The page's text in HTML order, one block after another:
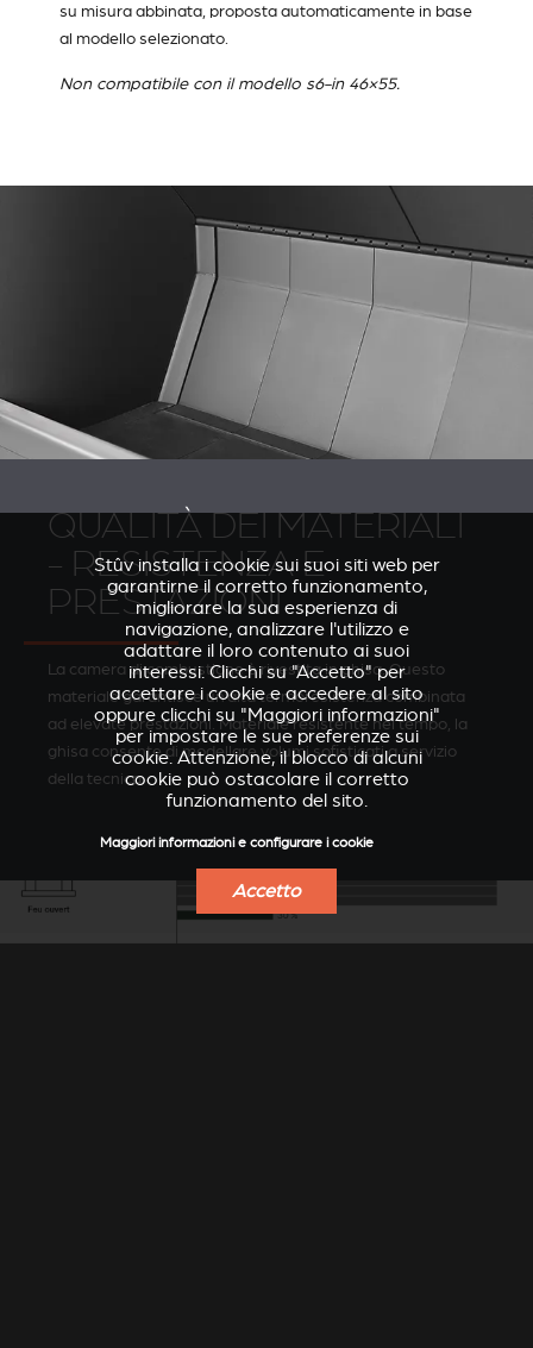
su misura abbinata, proposta automaticamente in base
al modello selezionato.
Non compatibile con il modello s6-in 46×55.
QUALITÀ DEI MATERIALI
- RESISTENZA E
PRESTAZIONI
La camera di combustione è rivestita in ghisa. Questo
materiale garantisce un’alta termoresistenza combinata
ad elevate prestazioni. Materiale resistente nel tempo, la
ghisa consente di modellare volumi sofisticati a servizio
della tecnica.
Stûv installa i cookie sui suoi siti web per
garantirne il corretto funzionamento,
migliorare la sua esperienza di
navigazione, analizzare l'utilizzo e
adattare il loro contenuto ai suoi
interessi. Clicchi su "Accetto" per
accettare i cookie e accedere al sito
oppure clicchi su "Maggiori informazioni"
per impostare le sue preferenze sui
cookie. Attenzione, il blocco di alcuni
cookie può ostacolare il corretto
funzionamento del sito.
Maggiori informazioni e configurare i cookie
Accetto